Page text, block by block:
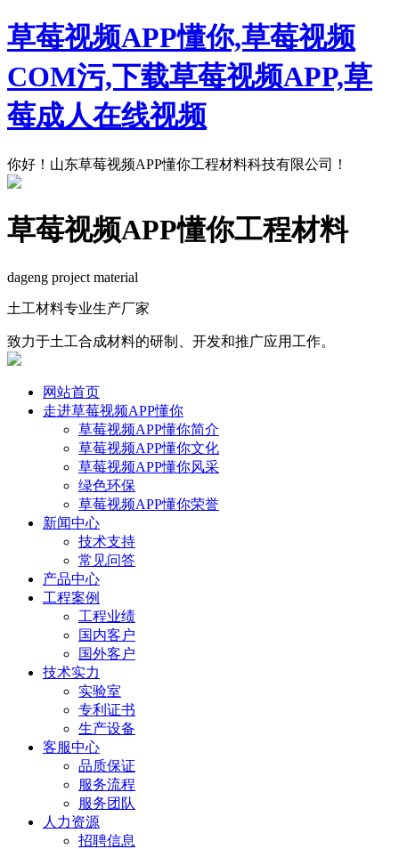
草莓视频APP懂你,草莓视频
COM污,下载草莓视频APP,草
莓成人在线视频
你好！山东草莓视频APP懂你工程材料科技有限公司！
草莓视频APP懂你工程材料
dageng project material
土工材料专业生产厂家
致力于土工合成材料的研制、开发和推广应用工作。
网站首页
走进草莓视频APP懂你
草莓视频APP懂你简介
草莓视频APP懂你文化
草莓视频APP懂你风采
绿色环保
草莓视频APP懂你荣誉
新闻中心
技术支持
常见问答
产品中心
工程案例
工程业绩
国内客户
国外客户
技术实力
实验室
专利证书
生产设备
客服中心
品质保证
服务流程
服务团队
人力资源
招聘信息